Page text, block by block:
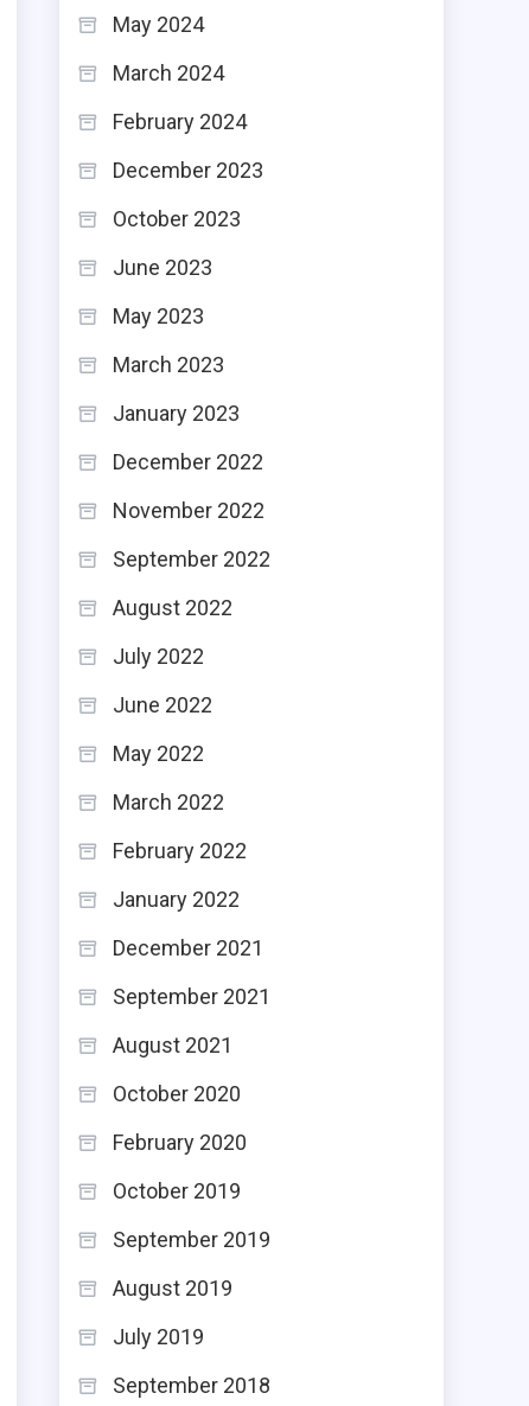
May 2024
March 2024
February 2024
December 2023
October 2023
June 2023
May 2023
March 2023
January 2023
December 2022
November 2022
September 2022
August 2022
July 2022
June 2022
May 2022
March 2022
February 2022
January 2022
December 2021
September 2021
August 2021
October 2020
February 2020
October 2019
September 2019
August 2019
July 2019
September 2018